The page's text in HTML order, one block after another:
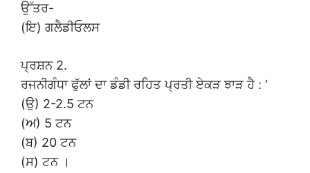
ਉੱਤਰ-
(ਇ) ਗਲੈਡੀਓਲਸ
ਪ੍ਰਸ਼ਨ 2.
ਰਜਨੀਗੰਧਾ ਫੁੱਲਾਂ ਦਾ ਡੰਡੀ ਰਹਿਤ ਪ੍ਰਤੀ ਏਕੜ ਝਾੜ ਹੈ : ‘
(ਉ) 2-2.5 ਟਨ
(ਅ) 5 ਟਨ
(ਬ) 20 ਟਨ
(ਸ) ਟਨ ।